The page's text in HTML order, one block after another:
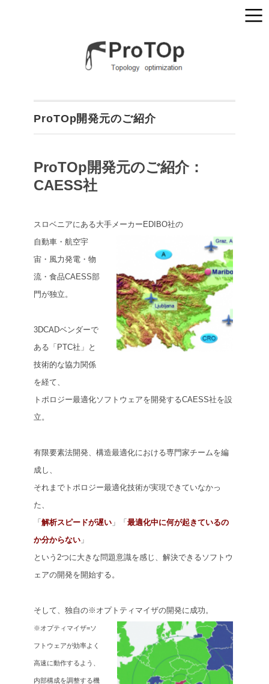
ProTOp開発元のご紹介
ProTOp開発元のご紹介：
CAESS社
スロベニアにある大手メーカーEDIBO社の
自動車・航空宇
宙・風力発電・物
流・食品CAESS部
門が独立。
3DCADベンダーで
ある「PTC社」と
技術的な協力関係
を経て、
トポロジー最適化ソフトウェアを開発するCAESS社を設
立。
有限要素法開発、構造最適化における専門家チームを編
成し、
それまでトポロジー最適化技術が実現できていなかっ
た、
「 解析スピードが遅い 」「 最適化中に何が起きているの
か分からない 」
という2つに大きな問題意識を感じ、解決できるソフトウ
ェアの開発を開始する。
そして、独自の※オプトティマイザの開発に成功。
※オプティマイザ=ソ
フトウェアが効率よく
高速に動作するよう、
内部構成を調整する機